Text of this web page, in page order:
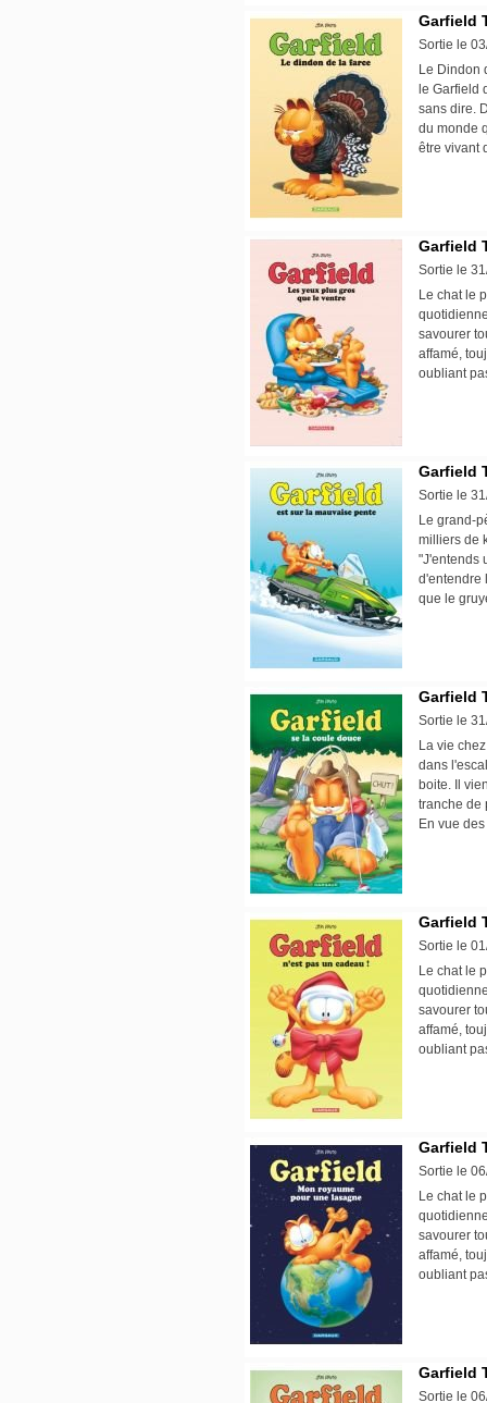
Garfield
Sortie le
Le Dindon
le Garfield
sans dire.
du monde
être vivant
Garfield
Sortie le
Le chat le
savourer
affamé,
oubliant
Garfield
Sortie le
Le grand-
milliers de
"J'entends
d'entendre
que le
Garfield
Sortie le
La vie
dans
boite. Il
tranche de
En vue
Garfield
Sortie le
Le chat le
savourer
affamé,
oubliant
Garfield
Sortie le
Le chat le
savourer
affamé,
oubliant
Garfield
Sortie le